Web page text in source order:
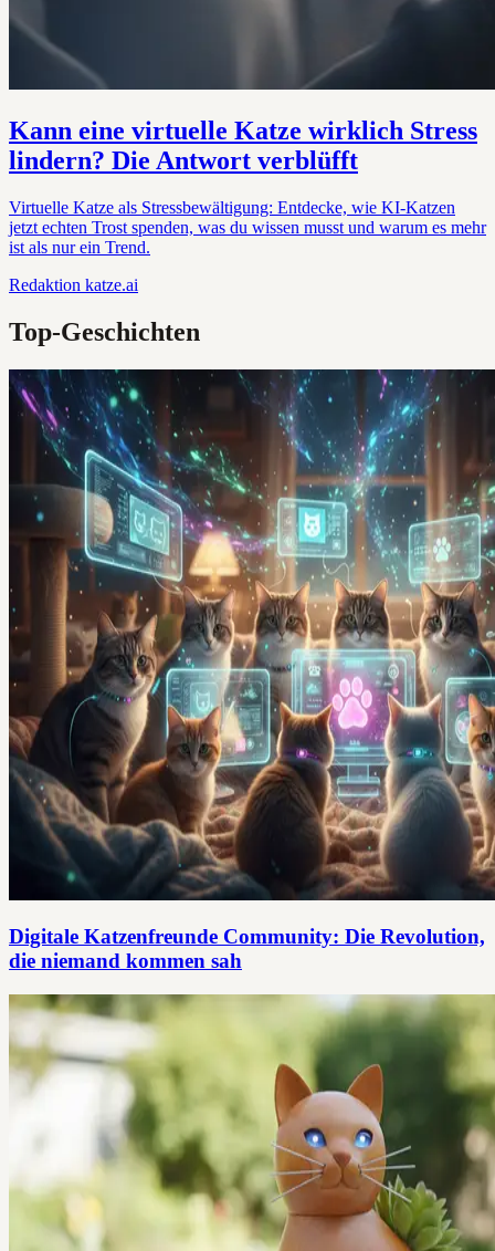
Kann eine virtuelle Katze wirklich Stress
lindern? Die Antwort verblüfft
Virtuelle Katze als Stressbewältigung: Entdecke, wie KI-Katzen
jetzt echten Trost spenden, was du wissen musst und warum es mehr
ist als nur ein Trend.
Redaktion katze.ai
Top-Geschichten
Digitale Katzenfreunde Community: Die Revolution,
die niemand kommen sah